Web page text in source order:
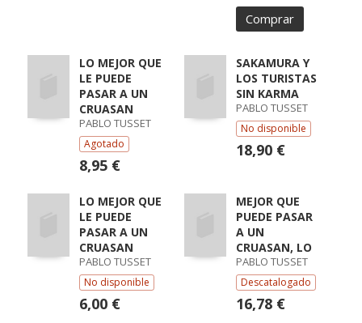
Comprar
LO MEJOR QUE
LE PUEDE
PASAR A UN
CRUASAN
PABLO TUSSET
Agotado
8,95 €
SAKAMURA Y
LOS TURISTAS
SIN KARMA
PABLO TUSSET
No disponible
18,90 €
LO MEJOR QUE
LE PUEDE
PASAR A UN
CRUASAN
PABLO TUSSET
No disponible
6,00 €
MEJOR QUE
PUEDE PASAR
A UN
CRUASAN, LO
PABLO TUSSET
Descatalogado
16,78 €